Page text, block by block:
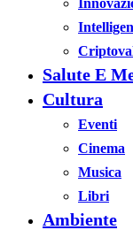
Salute E
Cultura
Eventi
Cinema
Musica
Libri
Ambiente